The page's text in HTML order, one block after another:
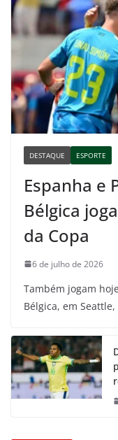
DESTAQUE ESPORTE
Espanha e
Bélgica
da Copa
6 de julho de 2026
Também jogam
Bélgica, em Seattle,